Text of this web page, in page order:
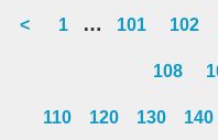
<
Go
1
Interim
…
Go
page
101
Go
page
102
Go
page
108
110 120 130 140